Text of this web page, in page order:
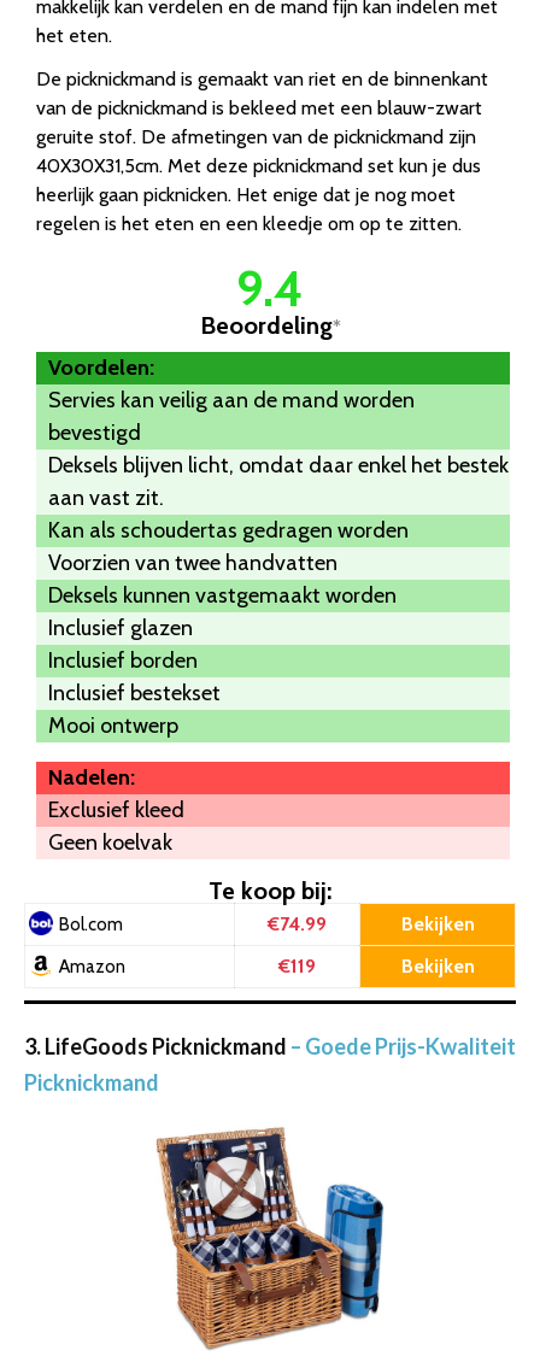
makkelijk kan verdelen en de mand fijn kan indelen met
het eten.
De picknickmand is gemaakt van riet en de binnenkant
van de picknickmand is bekleed met een blauw-zwart
geruite stof. De afmetingen van de picknickmand zijn
40X30X31,5cm. Met deze picknickmand set kun je dus
heerlijk gaan picknicken. Het enige dat je nog moet
regelen is het eten en een kleedje om op te zitten.
9.4
Beoordeling*
Voordelen:
Servies kan veilig aan de mand worden
bevestigd
Deksels blijven licht, omdat daar enkel het bestek
aan vast zit.
Kan als schoudertas gedragen worden
Voorzien van twee handvatten
Deksels kunnen vastgemaakt worden
Inclusief glazen
Inclusief borden
Inclusief bestekset
Mooi ontwerp
Nadelen:
Exclusief kleed
Geen koelvak
Te koop bij:
Bol.com €74.99 Bekijken
Amazon €119 Bekijken
3. LifeGoods Picknickmand – Goede Prijs-Kwaliteit
Picknickmand